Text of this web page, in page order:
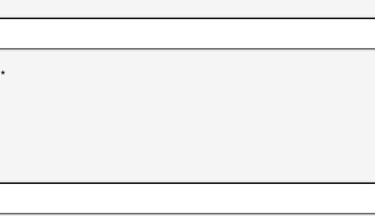
*